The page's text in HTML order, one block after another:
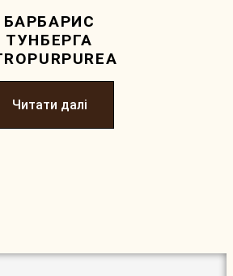
БАРБАРИС
ТУНБЕРГА
Читати далі